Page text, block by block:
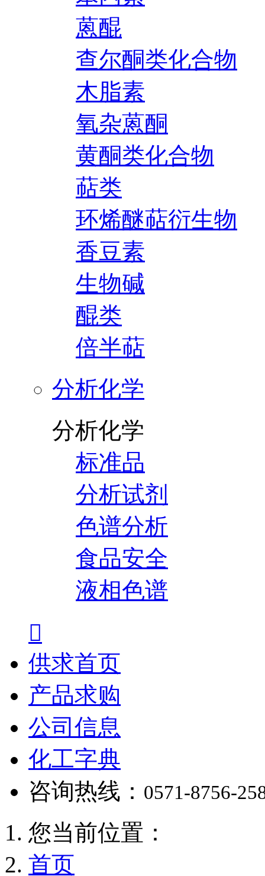
蒽醌
查尔酮类化合物
木脂素
氧杂蒽酮
黄酮类化合物
萜类
环烯醚萜衍生物
香豆素
生物碱
醌类
倍半萜
分析化学
分析化学
标准品
分析试剂
色谱分析
食品安全
液相色谱

供求首页
产品求购
公司信息
化工字典
咨询热线： 0571-8756-
您当前位置：
首页